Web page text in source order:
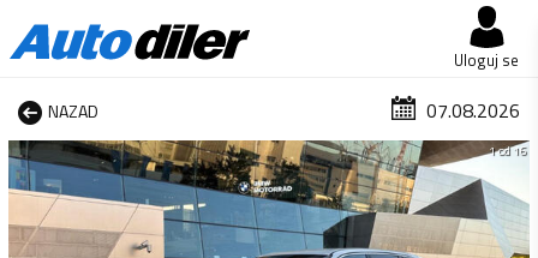
Uloguj se
NAZAD 07.08.2026
1 od 16